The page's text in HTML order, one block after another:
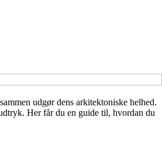
udgør dens arkitektoniske helhed.
Her får du en guide til, hvordan du